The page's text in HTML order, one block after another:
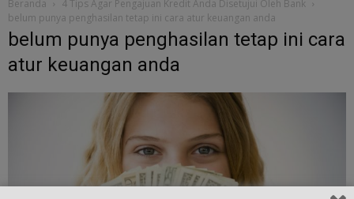
Beranda
4 Tips Agar Pengajuan Kredit Anda Disetujui Oleh Bank
belum punya penghasilan tetap ini cara atur keuangan anda
belum punya penghasilan tetap ini cara
atur keuangan anda